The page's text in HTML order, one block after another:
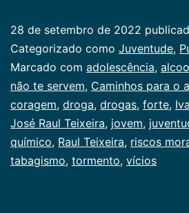
28 de setembro de 2022
Categorizado como Juventude,
Marcado com adolescência,
não te servem, Caminhos para o
coragem, droga, drogas, forte,
José Raul Teixeira, jovem,
químico, Raul Teixeira, riscos
tabagismo, tormento, vícios